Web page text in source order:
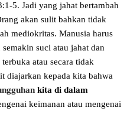
5. Jadi yang jahat bertambah
akan sulit bahkan tidak
mediokritas. Manusia harus
suci atau jahat dan
atau secara tidak
diajarkan kepada kita bahwa
kita di dalam
keimanan atau mengenai